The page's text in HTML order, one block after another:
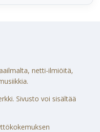
netti-ilmiöitä,
Sivusto voi sisältää